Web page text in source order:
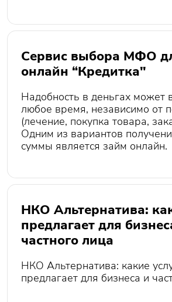
Сервис выбора МФО
онлайн “Кредитка"
Надобность в деньгах может
любое время, независимо от
(лечение, покупка товара,
Одним из вариантов
суммы является займ онлайн.
НКО Альтернатива:
предлагает для
частного лица
НКО Альтернатива: какие
предлагает для бизнеса и